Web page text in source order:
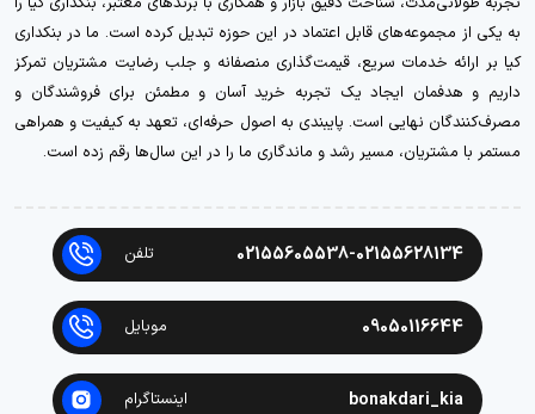
به یکی از مجموعه‌های قابل اعتماد در این حوزه تبدیل کرده است. ما در بنکداری
کیا بر ارائه خدمات سریع، قیمت‌گذاری منصفانه و جلب رضایت مشتریان تمرکز
داریم و هدفمان ایجاد یک تجربه خرید آسان و مطمئن برای فروشندگان و
مصرف‌کنندگان نهایی است. پایبندی به اصول حرفه‌ای، تعهد به کیفیت و همراهی
مستمر با مشتریان، مسیر رشد و ماندگاری ما را در این سال‌ها رقم زده است.
02155605538-02155628134 تلفن
09050116644 موبایل
bonakdari_kia اینستاگرام